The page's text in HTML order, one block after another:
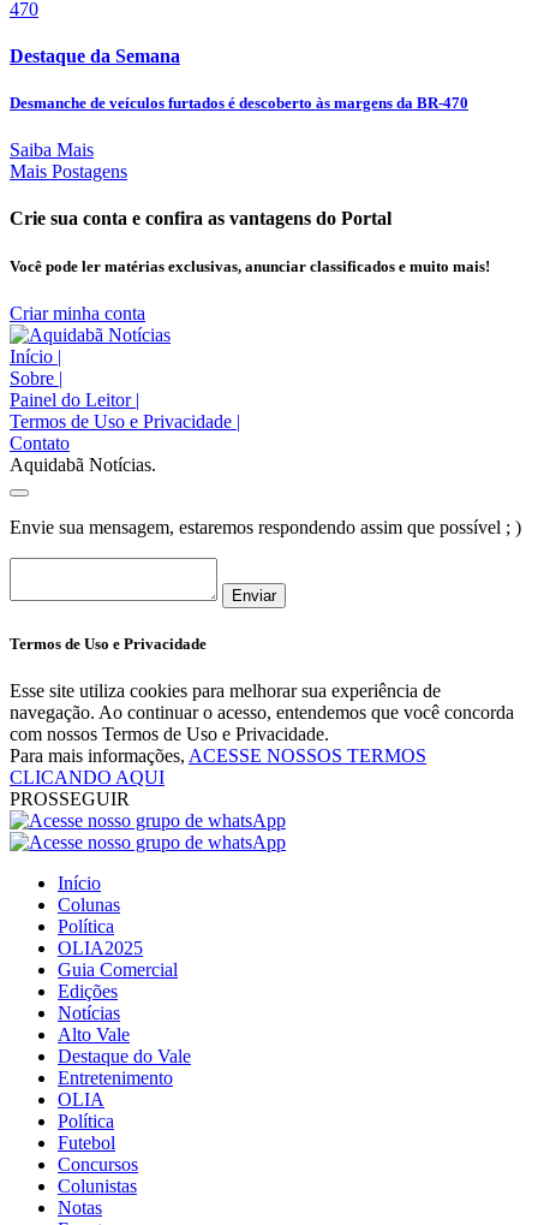
Destaque da Semana
Desmanche de veículos furtados é descoberto às margens da BR-470
Saiba Mais
Mais Postagens
Crie sua conta e confira as vantagens do Portal
Você pode ler matérias exclusivas, anunciar classificados e muito mais!
Criar minha conta
Início |
Sobre |
Painel do Leitor |
Termos de Uso e Privacidade |
Contato
Aquidabã Notícias.
Envie sua mensagem, estaremos respondendo assim que possível ; )
Enviar
Termos de Uso e Privacidade
Esse site utiliza cookies para melhorar sua experiência de
navegação. Ao continuar o acesso, entendemos que você concorda
com nossos Termos de Uso e Privacidade.
Para mais informações, ACESSE NOSSOS TERMOS
CLICANDO AQUI
PROSSEGUIR
Início
Colunas
Política
OLIA2025
Guia Comercial
Edições
Notícias
Alto Vale
Destaque do Vale
Entretenimento
OLIA
Política
Futebol
Concursos
Colunistas
Notas